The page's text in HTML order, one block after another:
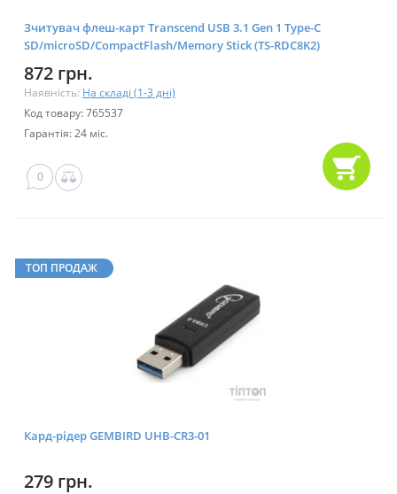
Зчитувач флеш-карт Transcend USB 3.1 Gen 1 Type-C
SD/microSD/CompactFlash/Memory Stick (TS-RDC8K2)
872 грн.
Наявність: На складі (1-3 дні)
Код товару: 765537
Гарантія: 24 міс.
0
ТОП ПРОДАЖ
Кард-рідер GEMBIRD UHB-CR3-01
279 грн.